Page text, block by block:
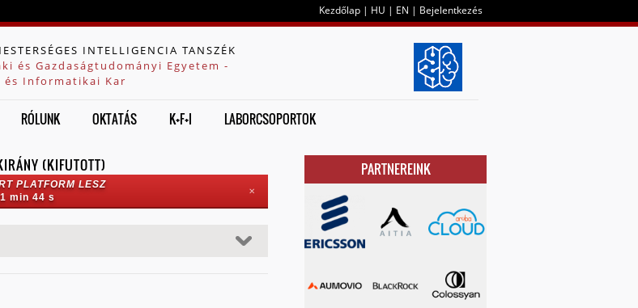
Kezdőlap | HU | EN | Bejelentkezés
INTELLIGENCIA TANSZÉK
és Gazdaságtudományi Egyetem -
és Informatikai Kar
RÓLUNK OKTATÁS K+F+I LABORCSOPORTOK
(KIFUTOTT)
PLATFORM LESZ
min 43 s
✕
PARTNEREINK